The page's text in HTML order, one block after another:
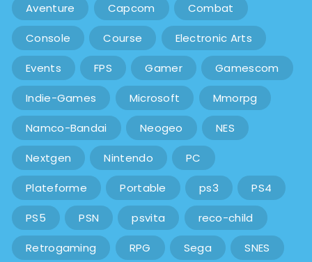
Aventure Capcom Combat
Console Course Electronic Arts
Events FPS Gamer Gamescom
Indie-Games Microsoft Mmorpg
Namco-Bandai Neogeo NES
Nextgen Nintendo PC
Plateforme Portable ps3 PS4
PS5 PSN psvita reco-child
Retrogaming RPG Sega SNES